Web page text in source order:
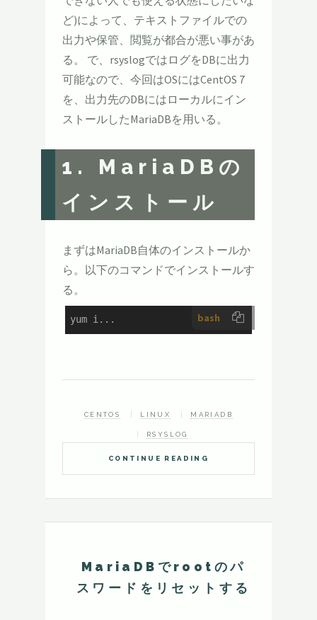
ど)によって、テキストファイルでの
出力や保管、閲覧が都合が悪い事があ
る。 で、rsyslogではログをDBに出力
可能なので、今回はOSにはCentOS 7
を、出力先のDBにはローカルにイン
ストールしたMariaDBを用いる。
1. MariaDBの
インストール
まずはMariaDB自体のインストールか
ら。以下のコマンドでインストールす
る。
bash
yum i...
CONTINUE READING
CENTOS LINUX MARIADB
RSYSLOG
MariaDBでrootのパ
スワードをリセットする